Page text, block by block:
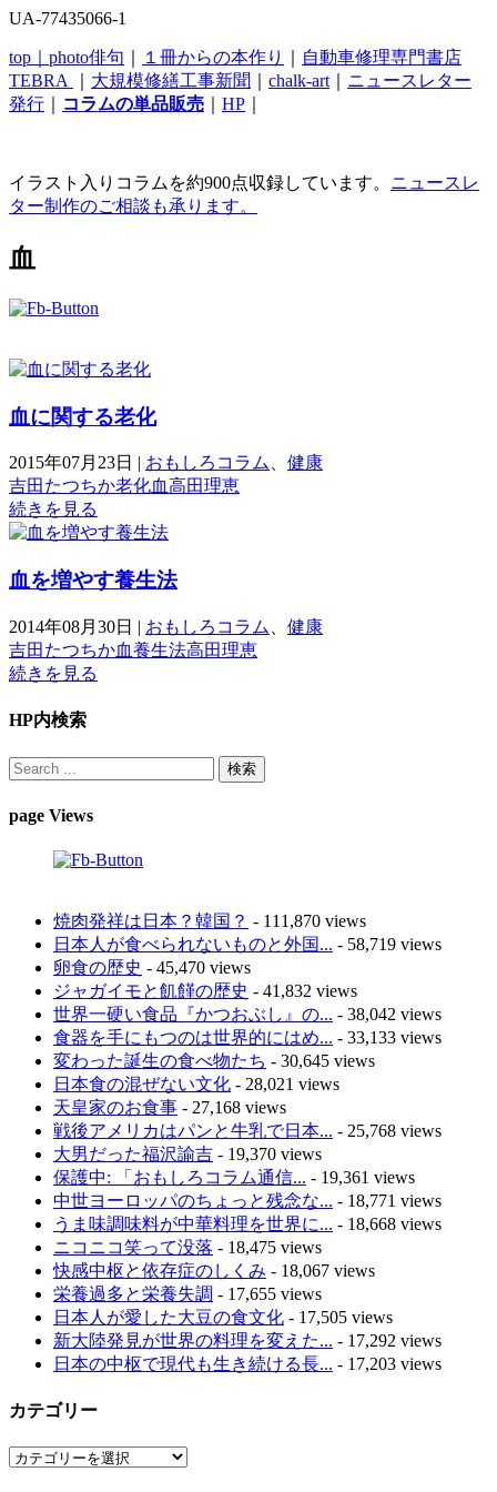
UA-77435066-1
top｜ photo俳句 １冊からの本作り
自動車修理専門書店
TEBRA
大規模修繕工事新聞 chalk-art
ニュースレター
発行
コラムの単品販売 HP
イラスト入りコラムを約900点収録しています。 ニュースレ
ター制作のご相談も承ります。
血
血に関する老化
2015年07月23日 | おもしろコラム
健康
吉田たつちか老化血高田理恵
続きを見る
血を増やす養生法
2014年08月30日 | おもしろコラム
健康
吉田たつちか血養生法高田理恵
続きを見る
HP内検索
page Views
焼肉発祥は日本？韓国？ - 111,870 views
日本人が食べられないものと外国... - 58,719 views
卵食の歴史 - 45,470 views
ジャガイモと飢饉の歴史 - 41,832 views
世界一硬い食品『かつおぶし』の... - 38,042 views
食器を手にもつのは世界的にはめ... - 33,133 views
変わった誕生の食べ物たち - 30,645 views
日本食の混ぜない文化 - 28,021 views
天皇家のお食事 - 27,168 views
戦後アメリカはパンと牛乳で日本... - 25,768 views
大男だった福沢諭吉 - 19,370 views
保護中: 「おもしろコラム通信... - 19,361 views
中世ヨーロッパのちょっと残念な... - 18,771 views
うま味調味料が中華料理を世界に... - 18,668 views
ニコニコ笑って没落 - 18,475 views
快感中枢と依存症のしくみ - 18,067 views
栄養過多と栄養失調 - 17,655 views
日本人が愛した大豆の食文化 - 17,505 views
新大陸発見が世界の料理を変えた... - 17,292 views
日本の中枢で現代も生き続ける長... - 17,203 views
カテゴリー
カ